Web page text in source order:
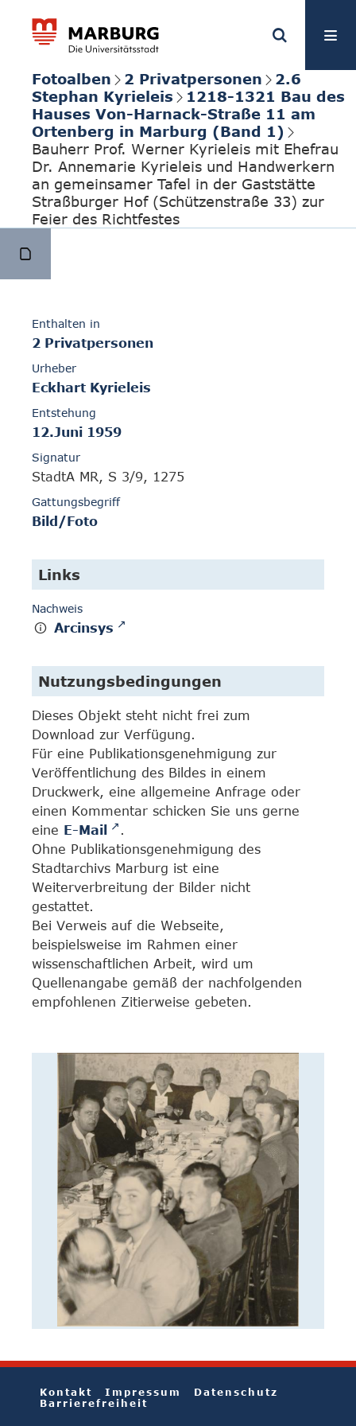
Fotoalben 2 Privatpersonen
2.6
Stephan Kyrieleis
1218-1321 Bau des
Hauses Von-Harnack-Straße 11 am
Ortenberg in Marburg (Band 1)
Bauherr Prof. Werner Kyrieleis mit Ehefrau
Dr. Annemarie Kyrieleis und Handwerkern
an gemeinsamer Tafel in der Gaststätte
Straßburger Hof (Schützenstraße 33) zur
Feier des Richtfestes
Enthalten in
2 Privatpersonen
Urheber
Eckhart Kyrieleis
Entstehung
12.Juni 1959
Signatur
StadtA MR, S 3/9, 1275
Gattungsbegriff
Bild/Foto
Links
Nachweis
Arcinsys
Nutzungsbedingungen
Dieses Objekt steht nicht frei zum
Download zur Verfügung.
Für eine Publikationsgenehmigung zur
Veröffentlichung des Bildes in einem
Druckwerk, eine allgemeine Anfrage oder
einen Kommentar schicken Sie uns gerne
eine E-Mail
.
Ohne Publikationsgenehmigung des
Stadtarchivs Marburg ist eine
Weiterverbreitung der Bilder nicht
gestattet.
Bei Verweis auf die Webseite,
beispielsweise im Rahmen einer
wissenschaftlichen Arbeit, wird um
Quellenangabe gemäß der nachfolgenden
empfohlenen Zitierweise gebeten.
Kontakt Impressum
Datenschutz
Barrierefreiheit